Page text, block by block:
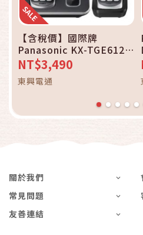
【含稅價】國際牌
Panasonic KX-TGE612
TW DECT數位無線電話雙
手機_黑色款
NT$3,490
東興電通
關於我們
常見問題
友善連結